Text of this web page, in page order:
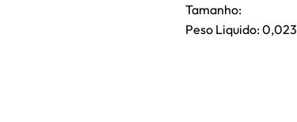
Tamanho:
Peso Liquido: 0,023